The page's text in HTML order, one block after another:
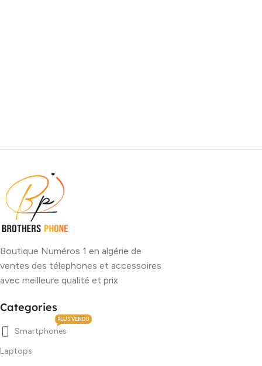
Boutique Numéros 1 en algérie de
ventes des télephones et accessoires
avec meilleure qualité et prix
Categories
Smartphones
PLUS VENDU
Laptops